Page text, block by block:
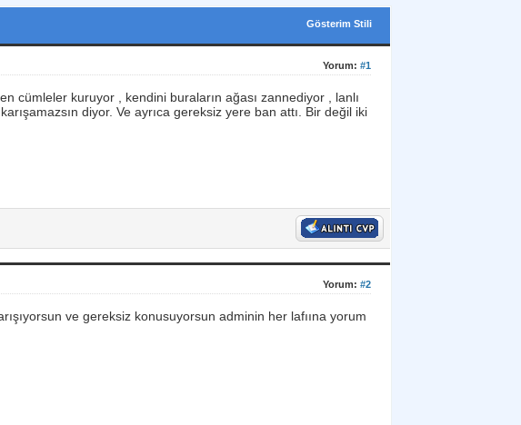
Gösterim Stili
Yorum: #1
cümleler kuruyor , kendini buraların ağası zannediyor , lanlı
diyor. Ve ayrıca gereksiz yere ban attı. Bir değil iki
Yorum: #2
ve gereksiz konusuyorsun adminin her lafıına yorum